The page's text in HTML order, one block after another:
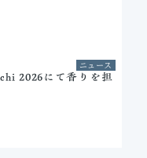
ニュース
2026にて香りを担